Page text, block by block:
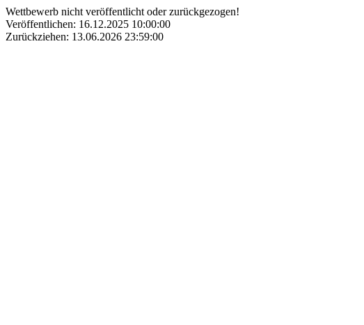
Wettbewerb nicht veröffentlicht oder zurückgezogen!
Veröffentlichen: 16.12.2025 10:00:00
Zurückziehen: 13.06.2026 23:59:00